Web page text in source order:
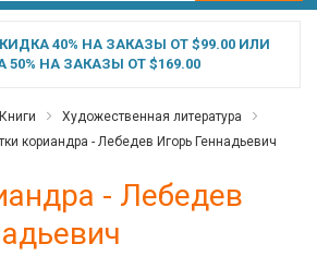
40% НА ЗАКАЗЫ ОТ $99.00 ИЛИ
50% НА ЗАКАЗЫ ОТ $169.00
Книги
Художественная литература
кориандра - Лебедев Игорь Геннадьевич
- Лебедев